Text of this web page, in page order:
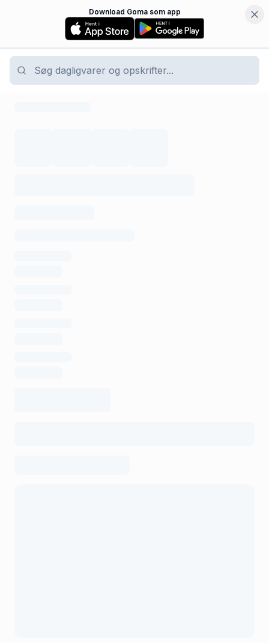
Download Goma som app